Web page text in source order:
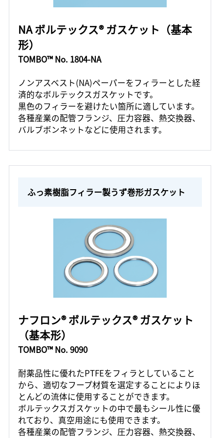
NA ボルテックス® ガスケット（基本
形）
TOMBO™ No. 1804-NA
ノンアスベスト(NA)ペーパーをフィラーとした経
済的なボルテックスガスケットです。
黒色のフィラーを避けたい箇所に適しています。
各種産業の配管フランジ、圧力容器、熱交換器、
バルブボンネットなどに使用されます。
ふっ素樹脂フィラー製うず巻形ガスケット
ナフロン® ボルテックス® ガスケット
（基本形）
TOMBO™ No. 9090
耐薬品性に優れたPTFEをフィラとしていること
から、適切なフープ材質を選定することによりほ
とんどの流体に使用することができます。
ボルテックスガスケットの中で最もシール性に優
れており、真空用途にも使用できます。
各種産業の配管フランジ、圧力容器、熱交換器、